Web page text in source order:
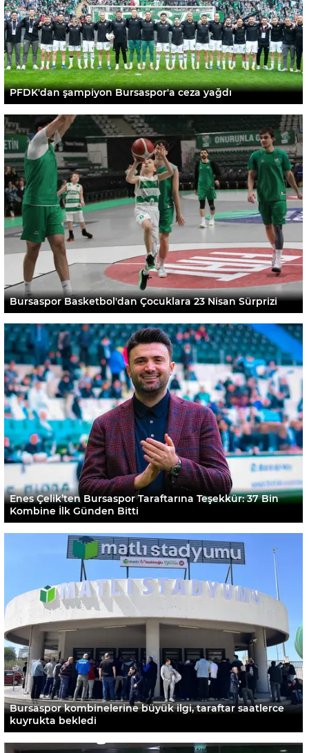
PFDK'dan şampiyon Bursaspor'a ceza yağdı
Bursaspor Basketbol'dan Çocuklara 23 Nisan Sürprizi
Enes Çelik’ten Bursaspor Taraftarına Teşekkür: 37 Bin
Kombine İlk Günden Bitti
Bursaspor kombinelerine büyük ilgi, taraftar saatlerce
kuyrukta bekledi